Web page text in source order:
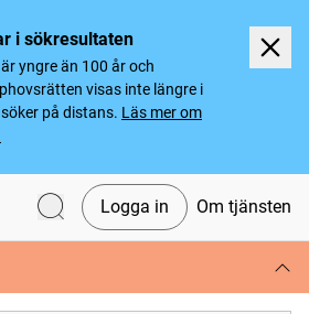
i sökresultaten
yngre än 100 år och
visas inte längre i
på distans. Läs mer om
Logga in Om tjänsten